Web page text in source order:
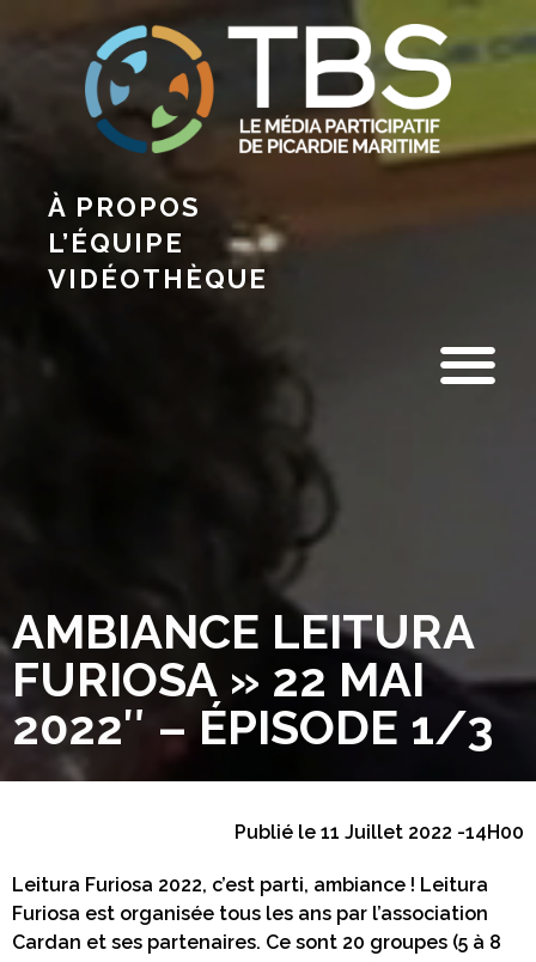
À PROPOS
L’ÉQUIPE
VIDÉOTHÈQUE
AMBIANCE LEITURA
FURIOSA » 22 MAI
2022″ – ÉPISODE 1/3
Publié le 11 Juillet 2022 -14H00
Leitura Furiosa 2022, c’est parti, ambiance ! Leitura
Furiosa est organisée tous les ans par l’association
Cardan et ses partenaires. Ce sont 20 groupes (5 à 8